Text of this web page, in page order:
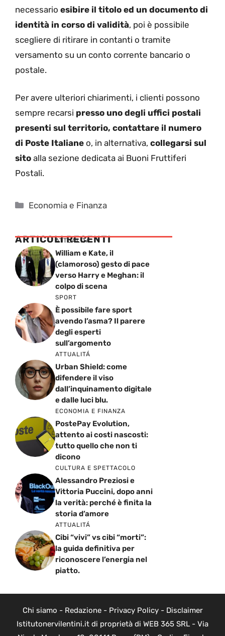
necessario esibire il titolo ed un documento di
identità in corso di validità, poi è possibile
scegliere di ritirare in contanti o tramite
versamento su un conto corrente bancario o
postale.
Per avere ulteriori chiarimenti, i clienti possono
sempre recarsi presso uno degli uffici postali
presenti sul territorio, contattare il numero
di Poste Italiane o, in alternativa, collegarsi sul
sito alla sezione dedicata ai Buoni Fruttiferi
Postali.
Categorie
Economia e Finanza
ARTICOLI RECENTI
ATTUALITÁ
William e Kate, il
(clamoroso) gesto di pace
verso Harry e Meghan: il
colpo di scena
SPORT
È possibile fare sport
avendo l’asma? Il parere
degli esperti
sull’argomento
ATTUALITÁ
Urban Shield: come
difendere il viso
dall’inquinamento digitale
e dalle luci blu.
ECONOMIA E FINANZA
PostePay Evolution,
attento ai costi nascosti:
tutto quello che non ti
dicono
CULTURA E SPETTACOLO
Alessandro Preziosi e
Vittoria Puccini, dopo anni
la verità: perché è finita la
storia d’amore
ATTUALITÁ
Cibi “vivi” vs cibi “morti”:
la guida definitiva per
riconoscere l’energia nel
piatto.
Chi siamo - Redazione- Privacy Policy- Disclaimer
Istitutonervilentini.it di proprietà di WEB 365 SRL - Via